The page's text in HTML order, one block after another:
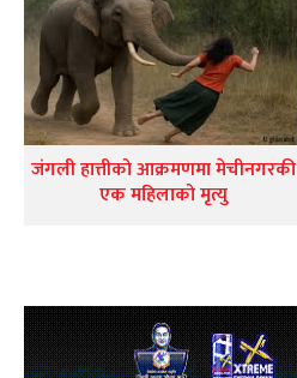
जंगली हात्तीको आक्रमणमा मेचीनगरकी
एक महिलाको मृत्यु